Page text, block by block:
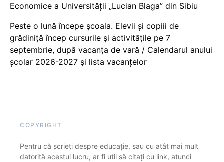
Economice a Universității „Lucian Blaga” din Sibiu
Peste o lună începe școala. Elevii și copiii de
grădiniță încep cursurile și activitățile pe 7
septembrie, după vacanța de vară / Calendarul anului
școlar 2026-2027 și lista vacanțelor
COPYRIGHT
Pentru că scrieți despre educație, sau cu atât mai mult
datorită acestui lucru, ar fi util să citați cu link, atunci